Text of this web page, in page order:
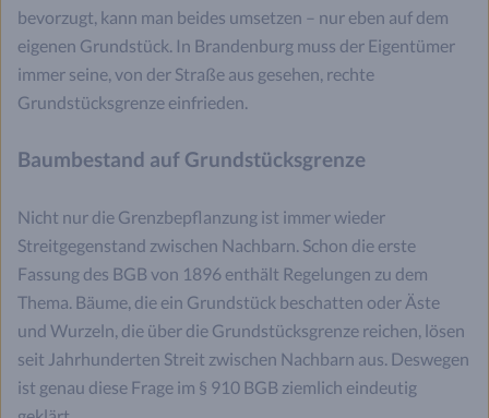
bevorzugt, kann man beides umsetzen – nur eben auf dem
eigenen Grundstück. In Brandenburg muss der Eigentümer
immer seine, von der Straße aus gesehen, rechte
Grundstücksgrenze einfrieden.
Baumbestand auf Grundstücksgrenze
Nicht nur die Grenzbepflanzung ist immer wieder
Streitgegenstand zwischen Nachbarn. Schon die erste
Fassung des BGB von 1896 enthält Regelungen zu dem
Thema. Bäume, die ein Grundstück beschatten oder Äste
und Wurzeln, die über die Grundstücksgrenze reichen, lösen
seit Jahrhunderten Streit zwischen Nachbarn aus. Deswegen
ist genau diese Frage im § 910 BGB ziemlich eindeutig